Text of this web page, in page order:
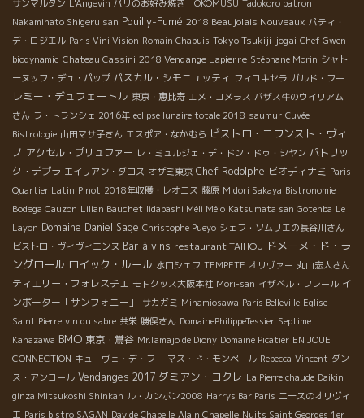
サンマルタン L'Angevin パリのお好み焼き OKOMUSU Tadokoro patron
Nakaminato Shigeru san Pouilly-Fumé 2018 Beaujolais Nouveaux パティ・
デ・ロジエル Paris Vini Vision Romain Chapuis Tokyo Tsukiji-jogai Chef Gwen
biodynamic Chateau Cassini 2018 Vendange Lapierre Stéphane Morin シャト
ーヌッフ・デュ・パップ パスカル・シモニュッティ フィロキセラ ガルド・フー
レミー・デュフェートル 東京・恵比寿 エメ・コメラス バザス牛のウイリアム
さん ラ・トランシェ 2016年 eclipse lunaire totale 2018 saumur Cuvée
Bistrologie 山田マサ子さん エスポア・なかむら ビストロ・コワンスト・ヴィ
ノ アクセル・プリュファー レ・ミュルジェ・デ・ドン・ドゥ・シヤン パトリッ
ク・デプラ エイリアン・ダロス オザミ東京 Chef Rodolphe ビオディナミ Paris
Quartier Latin Pinot 2018年収穫・レオニス 藤原 Midori Sakaya Bistronomie
Bodega Cauzon Lilian Bauchet Iidabashi Méli Mélo Katsumata san Gotenba Le
Layon Domaine Daniel Sage Christophe Pueyo シェフ・ソムリエの長谷川さん
ビストロ・ヴィヴィエンヌ Bar à vins restaurant TAIHOU ドメーヌ・ド・ラ
ングロール ロイック・ルール 水口シェフ TEMPETE オリヴァー 丸山宏人さん
ティエリー・フォレスチエ モトクッス大阪本社 Mori-san イザベル・フレール イ
ンポーター「サンフォニー」
サカガミ Minamiosawa Paris Belleville Eglise
Saint Pierre vin du sabre 共栄 勝俣さん DomainePhilippeTessier Septime
Kanazawa BMO 東京・鴬谷 Mr.Tamajo de Diony Domaine Picatier EN JOUE
CONNECTION キューヴェ・デ・フー マス・ド・モンペール Rebecca Vincent ダン
ス・アンコール Vendanges 2017 ダミアン・コクレ La Pierre chaude Daikin
ginza Mitsukoshi Shinkan ル・カンボン2008 Harrys Bar Paris ニースのオリヴィ
エ Paris bistro SAGAN Davide Chapelle Alain Chapelle Nuits Saint Georges 1er